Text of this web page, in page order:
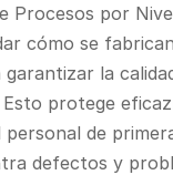
Procesos por
cómo se
la
protege
de
defectos y